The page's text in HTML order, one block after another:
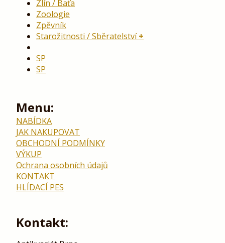
Zlín / Baťa
Zoologie
Zpěvník
Starožitnosti / Sběratelství
SP
SP
Menu:
NABÍDKA
JAK NAKUPOVAT
OBCHODNÍ PODMÍNKY
VÝKUP
Ochrana osobních údajů
KONTAKT
HLÍDACÍ PES
Kontakt: